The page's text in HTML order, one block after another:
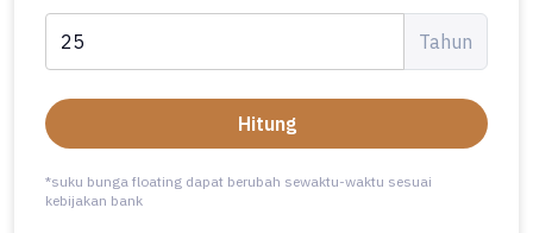
Tahun
Hitung
*suku bunga floating dapat berubah sewaktu-waktu sesuai
kebijakan bank